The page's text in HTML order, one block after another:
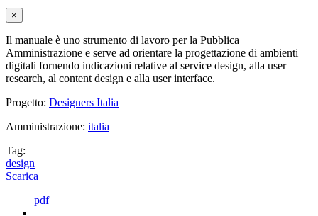
×
Il manuale è uno strumento di lavoro per la Pubblica
Amministrazione e serve ad orientare la progettazione di ambienti
digitali fornendo indicazioni relative al service design, alla user
research, al content design e alla user interface.
Progetto: Designers Italia
Amministrazione: italia
Tag:
design
Scarica
pdf